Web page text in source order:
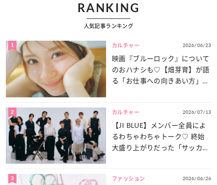
RANKING
人気記事ランキング
1 カルチャー 2026/06/23
映画『ブルーロック』について
のおハナシも♡【畑芽育】が語
る「お仕事への向きあい方」と
2 カルチャー 2026/07/13
【JI BLUE】メンバー全員によ
るわちゃわちゃトーク♡ 終始
大盛り上がりだった「サッカー
3 ファッション 2026/06/26